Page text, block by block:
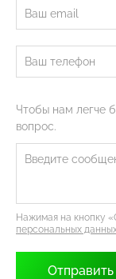
Чтобы нам легче
вопрос.
Нажимая на кнопку
персональных